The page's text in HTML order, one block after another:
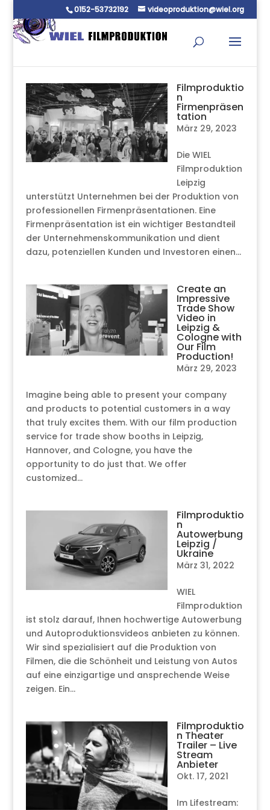
0152-53732192 videoproduktion@wiel.org
Filmproduktio
n
Firmenpräsen
tation
März 29, 2023
Die WIEL
Filmproduktion
Leipzig
unterstützt Unternehmen bei der Produktion von
professionellen Firmenpräsentationen. Eine
Firmenpräsentation ist ein wichtiger Bestandteil
der Unternehmenskommunikation und dient
dazu, potenziellen Kunden und Investoren einen...
Create an
Impressive
Trade Show
Video in
Leipzig &
Cologne with
Our Film
Production!
März 29, 2023
Imagine being able to present your company
and products to potential customers in a way
that truly excites them. With our film production
service for trade show booths in Leipzig,
Hannover, and Cologne, you have the
opportunity to do just that. We offer
customized...
Filmproduktio
n
Autowerbung
Leipzig /
Ukraine
März 31, 2022
WIEL
Filmproduktion
ist stolz darauf, Ihnen hochwertige Autowerbung
und Autoproduktionsvideos anbieten zu können.
Wir sind spezialisiert auf die Produktion von
Filmen, die die Schönheit und Leistung von Autos
auf eine einzigartige und ansprechende Weise
zeigen. Ein...
Filmproduktio
n Theater
Trailer – Live
Stream
Anbieter
Okt. 17, 2021
Im Lifestream: